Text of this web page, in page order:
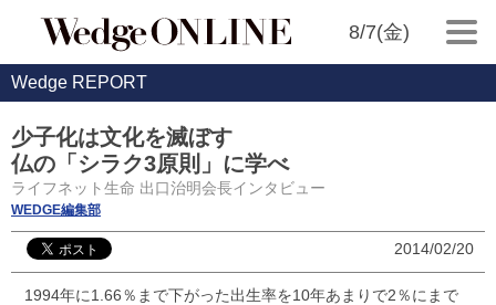
8/7(金)
Wedge REPORT
少子化は文化を滅ぼす
仏の「シラク3原則」に学べ
ライフネット生命 出口治明会長インタビュー
WEDGE編集部
2014/02/20
1994年に1.66％まで下がった出生率を10年あまりで2％にまで